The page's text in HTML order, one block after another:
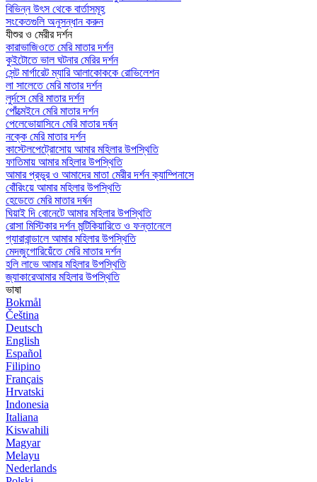
বিভিন্ন উৎস থেকে বার্তাসমূহ
সংকেতগুলি অনুসন্ধান করুন
যীশুর ও মেরীর দর্শন
কারাভাজিওতে মেরি মাতার দর্শন
কুইটোতে ভাল ঘটনার মেরির দর্শন
সেন্ট মার্গারেট ম্যারি আলাকোককে রোভিলেশন
লা সালেতে মেরি মাতার দর্শন
লুর্দসে মেরি মাতার দর্শন
পোঁত্মেইনে মেরি মাতার দর্শন
পেলেভোয়াসিনে মেরি মাতার দর্ষন
নক্কে মেরি মাতার দর্শন
কাস্টেলপেট্রোসোয় আমার মহিলার উপস্থিতি
ফাতিমায় আমার মহিলার উপস্থিতি
আমার প্রভুর ও আমাদের মাতা মেরীর দর্শন ক্যাম্পিনাসে
বোঁরিংয়ে আমার মহিলার উপস্থিতি
হেডেতে মেরি মাতার দর্ষন
ঘিয়াই দি বোনেটে আমার মহিলার উপস্থিতি
রোসা মিস্টিকার দর্শন মন্টিকিয়ারিতে ও ফন্তানেলে
গ্যারাবান্ডালে আমার মহিলার উপস্থিতি
মেদজুগোরিয়েঁতে মেরি মাতার দর্শন
হলি লাভে আমার মহিলার উপস্থিতি
জ্যাকারেআমার মহিলার উপস্থিতি
ভাষা
Bokmål
Čeština
Deutsch
English
Español
Filipino
Français
Hrvatski
Indonesia
Italiana
Kiswahili
Magyar
Melayu
Nederlands